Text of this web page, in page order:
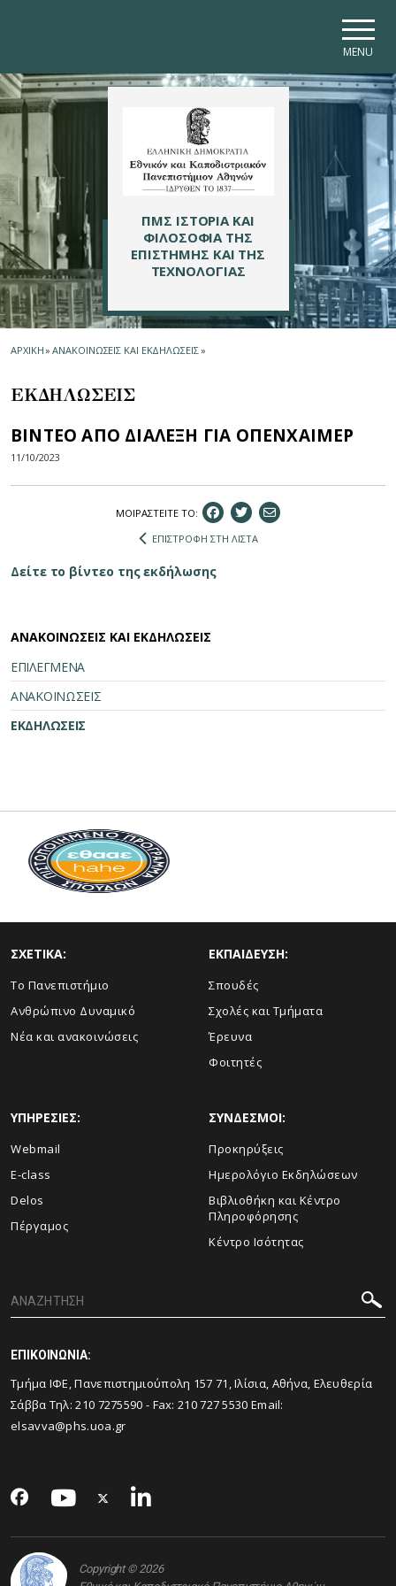
MENU
ΠΜΣ ΙΣΤΟΡΙΑ ΚΑΙ
ΦΙΛΟΣΟΦΙΑ ΤΗΣ
ΕΠΙΣΤΗΜΗΣ ΚΑΙ ΤΗΣ
ΤΕΧΝΟΛΟΓΙΑΣ
ΑΡΧΙΚΗ» ΑΝΑΚΟΙΝΩΣΕΙΣ ΚΑΙ ΕΚΔΗΛΩΣΕΙΣ»
ΕΚΔΗΛΩΣΕΙΣ
ΒΙΝΤΕΟ ΑΠΟ ΔΙΑΛΕΞΗ ΓΙΑ ΟΠΕΝΧΑΙΜΕΡ
11/10/2023
ΜΟΙΡΑΣΤEIΤΕ ΤΟ:
ΕΠΙΣΤΡΟΦΗ ΣΤΗ ΛΙΣΤΑ
Δείτε το βίντεο της εκδήλωσης
ΑΝΑΚΟΙΝΩΣΕΙΣ ΚΑΙ ΕΚΔΗΛΩΣΕΙΣ
ΕΠΙΛΕΓΜΕΝΑ
ΑΝΑΚΟΙΝΩΣΕΙΣ
ΕΚΔΗΛΩΣΕΙΣ
ΣΧΕΤΙΚΑ:
Το Πανεπιστήμιο
Ανθρώπινο Δυναμικό
Νέα και ανακοινώσεις
ΕΚΠΑΙΔΕΥΣΗ:
Σπουδές
Σχολές και Τμήματα
Έρευνα
Φοιτητές
ΥΠΗΡΕΣΙΕΣ:
Webmail
E-class
Delos
Πέργαμος
ΣΥΝΔΕΣΜΟΙ:
Προκηρύξεις
Ημερολόγιο Εκδηλώσεων
Βιβλιοθήκη και Κέντρο
Πληροφόρησης
Κέντρο Ισότητας
ΕΠΙΚΟΙΝΩΝΙΑ:
Τμήμα ΙΦΕ, Πανεπιστημιούπολη 157 71, Ιλίσια, Αθήνα, Ελευθερία
Σάββα Τηλ:210 7275590 - Fax:210 727 5530 Email:
elsavva@phs.uoa.gr
Copyright © 2026